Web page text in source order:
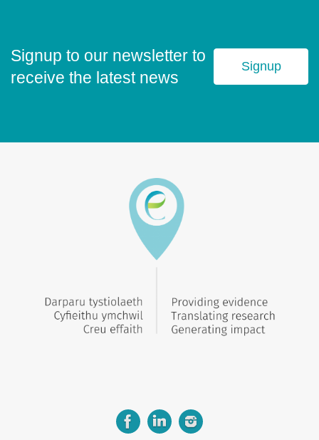
Signup to our newsletter to
receive the latest news
Signup